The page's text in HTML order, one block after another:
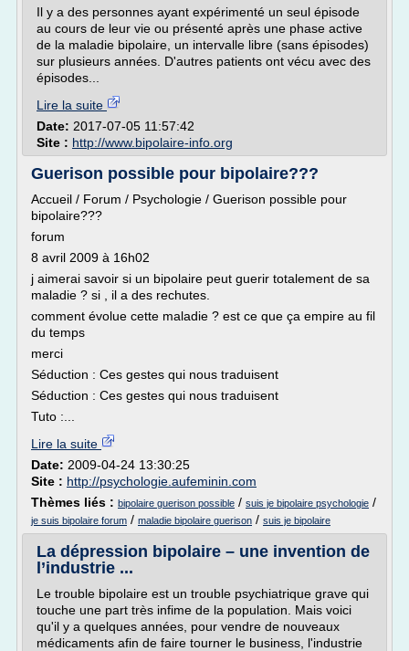
Il y a des personnes ayant expérimenté un seul épisode
au cours de leur vie ou présenté après une phase active
de la maladie bipolaire, un intervalle libre (sans épisodes)
sur plusieurs années. D'autres patients ont vécu avec des
épisodes...
Lire la suite
Date: 2017-07-05 11:57:42
Site : http://www.bipolaire-info.org
Guerison possible pour bipolaire???
Accueil / Forum / Psychologie / Guerison possible pour
bipolaire???
forum
8 avril 2009 à 16h02
j aimerai savoir si un bipolaire peut guerir totalement de sa
maladie ? si , il a des rechutes.
comment évolue cette maladie ? est ce que ça empire au fil
du temps
merci
Séduction : Ces gestes qui nous traduisent
Séduction : Ces gestes qui nous traduisent
Tuto :...
Lire la suite
Date: 2009-04-24 13:30:25
Site : http://psychologie.aufeminin.com
Thèmes liés : bipolaire guerison possible / suis je bipolaire psychologie /
je suis bipolaire forum / maladie bipolaire guerison / suis je bipolaire
La dépression bipolaire – une invention de
l’industrie ...
Le trouble bipolaire est un trouble psychiatrique grave qui
touche une part très infime de la population. Mais voici
qu'il y a quelques années, pour vendre de nouveaux
médicaments afin de faire tourner le business, l'industrie